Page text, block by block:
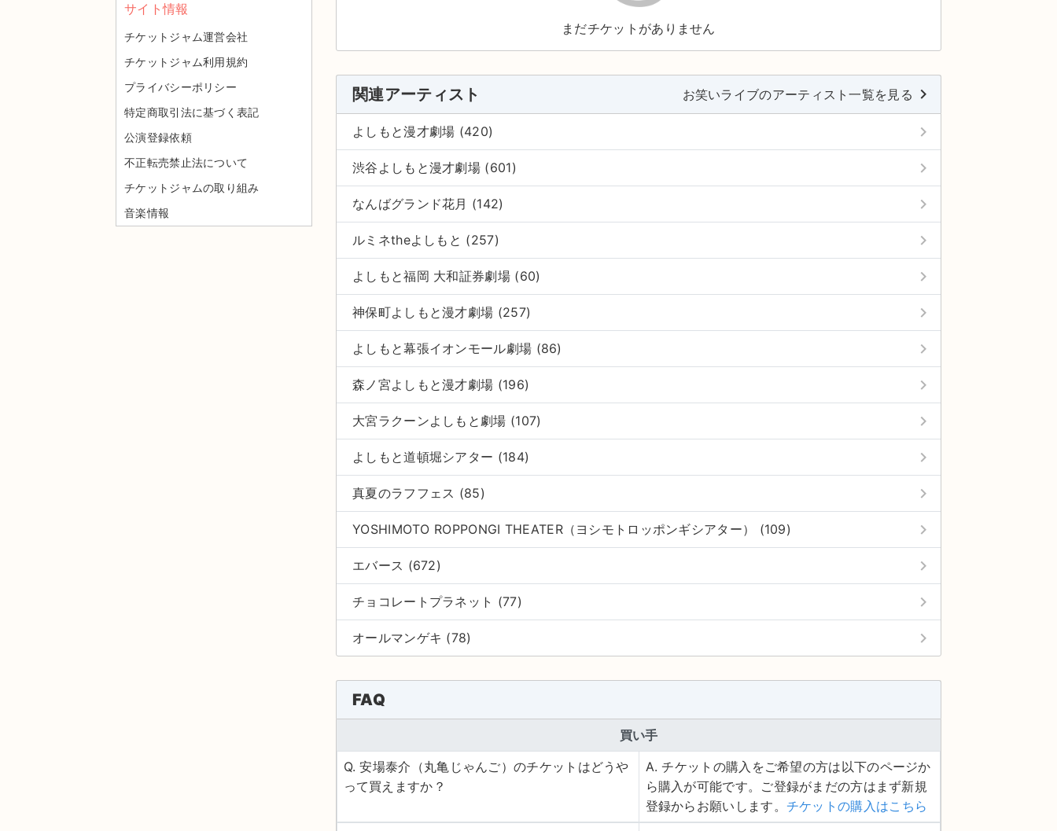
まだチケットがありません
関連アーティスト お笑いライブのアーティスト一覧を見る keyboard_arrow_right
よしもと漫才劇場 (420) keyboard_arrow_right
渋谷よしもと漫才劇場 (601) keyboard_arrow_right
なんばグランド花月 (142) keyboard_arrow_right
ルミネtheよしもと (257) keyboard_arrow_right
よしもと福岡 大和証券劇場 (60) keyboard_arrow_right
神保町よしもと漫才劇場 (257) keyboard_arrow_right
よしもと幕張イオンモール劇場 (86) keyboard_arrow_right
森ノ宮よしもと漫才劇場 (196) keyboard_arrow_right
大宮ラクーンよしもと劇場 (107) keyboard_arrow_right
よしもと道頓堀シアター (184) keyboard_arrow_right
真夏のラフフェス (85) keyboard_arrow_right
YOSHIMOTO ROPPONGI THEATER（ヨシモトロッポンギシアター） (109) keyboard_arrow_right
エバース (672) keyboard_arrow_right
チョコレートプラネット (77) keyboard_arrow_right
オールマンゲキ (78) keyboard_arrow_right
FAQ
買い手
Q. 安場泰介（丸亀じゃんご）のチケットはどうや
って買えますか？
A. チケットの購入をご希望の方は以下のページか
ら購入が可能です。ご登録がまだの方はまず新規
登録からお願いします。 チケットの購入はこちら
サイト情報
チケットジャム運営会社
チケットジャム利用規約
プライバシーポリシー
特定商取引法に基づく表記
公演登録依頼
不正転売禁止法について
チケットジャムの取り組み
音楽情報